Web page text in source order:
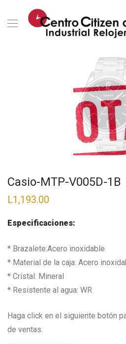
Casio-MTP-V005D-1B
L1,193.00
Especificaciones:
* Brazalete:Acero inoxidable
* Material de la caja: Acero
* Cristal: Mineral
* Resistente al agua: WR
Haga click en el siguiente botón
de ventas.